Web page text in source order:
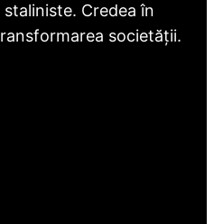
Credea în
societății.